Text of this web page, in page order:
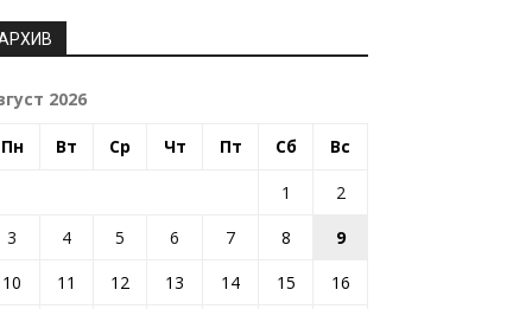
2026
Пн Вт Ср Чт Пт Сб Вс
1
2
3
4 5 6 7 8
9
10
11 12 13 14 15
16